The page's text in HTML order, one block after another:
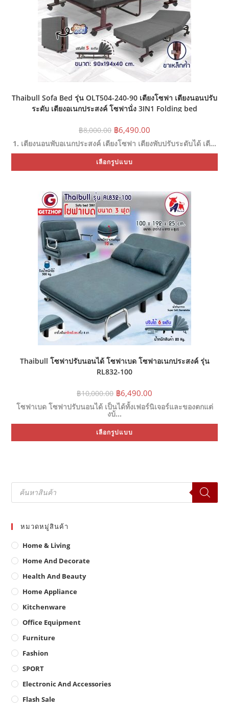
Thaibull Sofa Bed รุ่น OLT504-240-90 เตียงโซฟา เตียงนอนปรับ
ระดับ เตียงอเนกประสงค์ โซฟานั่ง 3IN1 Folding bed
฿8,000.00 Original
price
was:
฿8,000.00.
฿6,490.00
price
is:
฿6,490.00.
1. เตียงนอนพับอเนกประสงค์ เตียงโซฟา เตียงพับปรับระดับได้ เตี…
เลือกรูปแบบ
has
Thaibull โซฟาปรับนอนได้ โซฟาเบด โซฟาอเนกประสงค์ รุ่น
RL832-100
฿10,000.00 Original
price
was:
฿10,000.00.
฿6,490.00
price
is:
โซฟาเบด โซฟาปรับนอนได้ เป็นได้ทั้งเฟอร์นิเจอร์และของตกแต่
งบ้…
เลือกรูปแบบ
has
be
the
Products
search
หมวดหมู่สินค้า
Home & Living
Home And Decorate
Health And Beauty
Home Appliance
Kitchenware
Office Equipment
Furniture
Fashion
SPORT
Electronic And Accessories
Flash Sale